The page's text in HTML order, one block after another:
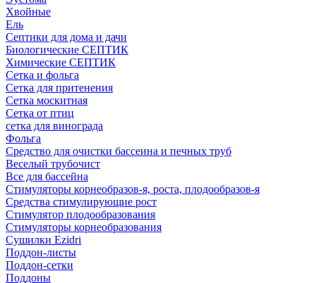
Хвойные
Ель
Септики для дома и дачи
Биологические СЕПТИК
Химические СЕПТИК
Сетка и фольга
Сетка для притенения
Сетка москитная
Сетка от птиц
сетка для винограда
Фольга
Средство для очистки бассеина и печных труб
Веселый трубочист
Все для бассейна
Стимуляторы корнеобразов-я, роста, плодообразов-я
Средства стимулирующие рост
Стимулятор плодообразования
Стимуляторы корнеобразования
Сушилки Ezidri
Поддон-листы
Поддон-сетки
Поддоны